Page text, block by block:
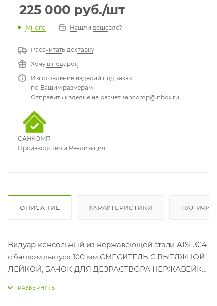
225 000 руб./шт
Много Нашли дешевле?
Рассчитать доставку
Хочу в подарок
Изготовление изделий под заказ
по Вашим размерам
Отправить изделие на расчет sancomp@inbox.ru
САНКОМП
Производство и Реализация
ОПИСАНИЕ ХАРАКТЕРИСТИКИ НАЛИЧИЕ
Видуар консольный из нержавеющей стали AISI 304
c бачком,выпуск 100 мм,СМЕСИТЕЛЬ С ВЫТЯЖНОЙ
ЛЕЙКОЙ, БАЧОК ДЛЯ ДЕЗРАСТВОРА НЕРЖАВЕЙКА,